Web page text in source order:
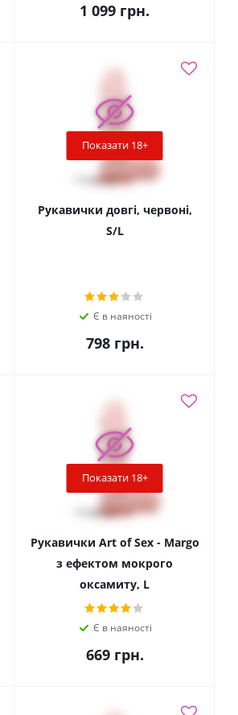
1 099 грн.
Показати 18+
Рукавички довгі, червоні,
S/L
Є в наяності
798грн.
Показати 18+
Рукавички Art of Sex - Margo
з ефектом мокрого
оксамиту, L
Є в наяності
669грн.